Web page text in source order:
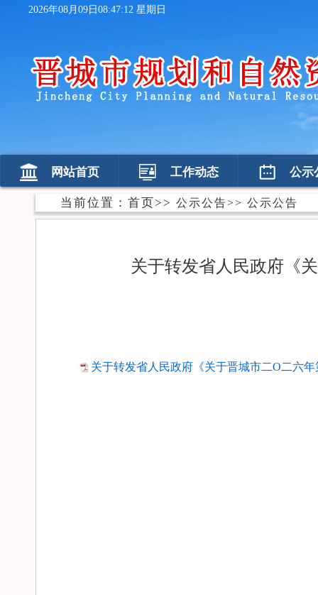
2026年08月09日08:47:12 星期日
网站首页 工作动态 公示
当前位置： 首页>> 公示公告>> 公示公告
关于转发省人民政府《
关于转发省人民政府《关于晋城市二O二六